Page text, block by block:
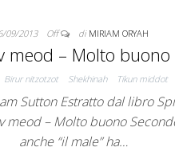
09/2013 Off di MIRIAM ORYAH
meod – Molto buono
Birur nitzotzot Shekhinah Tikun middot
Sutton Estratto dal libro
meod – Molto buono
anche “il male” ha…